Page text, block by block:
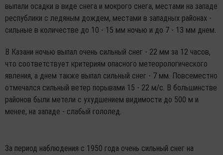
выпали осадки в виде снега и мокрого снега, местами на западе
республики с ледяным дождем, местами в западных районах -
сильные в количестве до 10 - 15 мм ночью и до 7 - 13 мм днем.
В Казани ночью выпал очень сильный снег - 22 мм за 12 часов,
что соответствует критериям опасного метеорологического
явления, а днем также выпал сильный снег - 7 мм. Повсеместно
отмечался сильный ветер порывами 15 - 22 м/с. В большинстве
районов были метели с ухудшением видимости до 500 м и
менее, на западе - слабый гололед.
За период наблюдения с 1950 года очень сильный снег на